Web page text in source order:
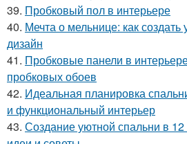
39. Пробковый пол в интерьере
40. Мечта о мельнице: как
дизайн
41. Пробковые панели в
пробковых обоев
42. Идеальная планировка
и функциональный интерьер
43. Создание уютной спальни в